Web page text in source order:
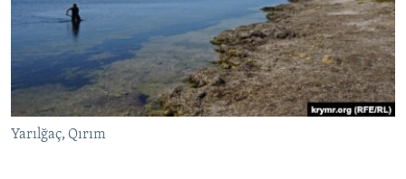
BLOGLAR
Русский
Українською
Yarılğaç, Qırım